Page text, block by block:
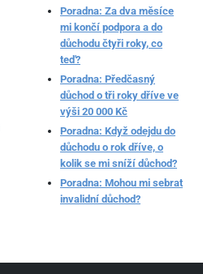
Poradna: Za dva měsíce
mi končí podpora a do
důchodu čtyři roky, co
teď?
Poradna: Předčasný
důchod o tři roky dříve ve
výši 20 000 Kč
Poradna: Když odejdu do
důchodu o rok dříve, o
kolik se mi sníží důchod?
Poradna: Mohou mi sebrat
invalidní důchod?